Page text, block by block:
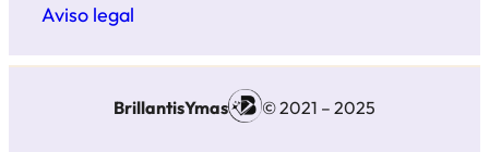
Aviso legal
BrillantisYmas © 2021 – 2025